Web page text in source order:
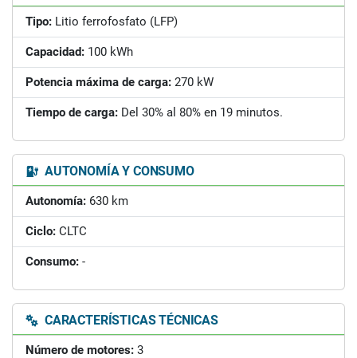
Tipo: Litio ferrofosfato (LFP)
Capacidad: 100 kWh
Potencia máxima de carga: 270 kW
Tiempo de carga: Del 30% al 80% en 19 minutos.
AUTONOMÍA Y CONSUMO
Autonomía: 630 km
Ciclo: CLTC
Consumo: -
CARACTERÍSTICAS TÉCNICAS
Número de motores: 3